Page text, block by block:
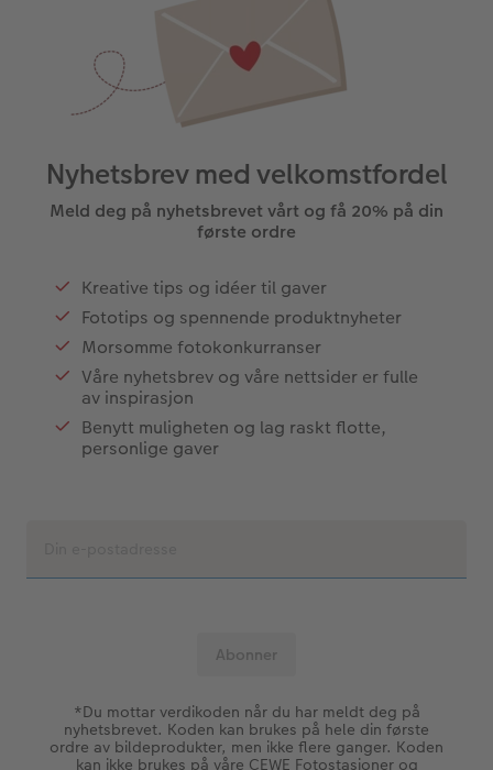
Nyhetsbrev med velkomstfordel
Meld deg på nyhetsbrevet vårt og få 20% på din
første ordre
Kreative tips og idéer til gaver
Fototips og spennende produktnyheter
Morsomme fotokonkurranser
Våre nyhetsbrev og våre nettsider er fulle
av inspirasjon
Benytt muligheten og lag raskt flotte,
personlige gaver
*Du mottar verdikoden når du har meldt deg på
nyhetsbrevet. Koden kan brukes på hele din første
ordre av bildeprodukter, men ikke flere ganger. Koden
kan ikke brukes på våre CEWE Fotostasjoner og